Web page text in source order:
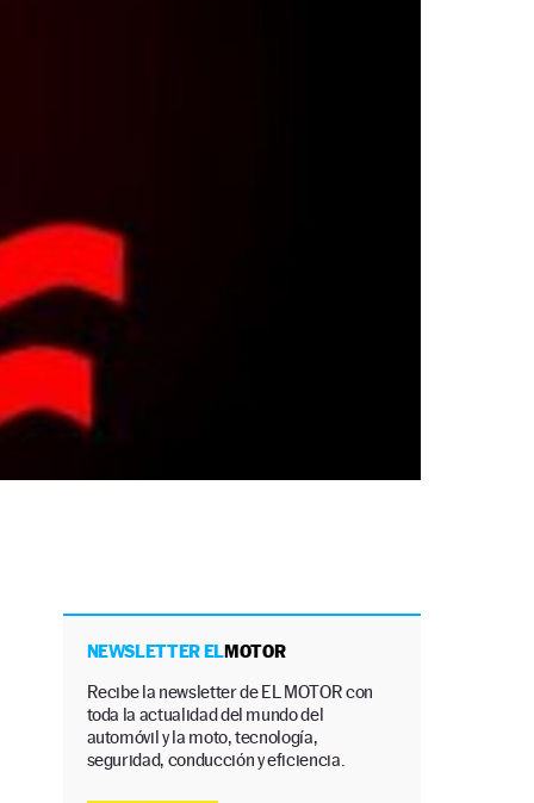
NEWSLETTER ELMOTOR
Recibe la newsletter de EL MOTOR con
toda la actualidad del mundo del
automóvil y la moto, tecnología,
seguridad, conducción y eficiencia.